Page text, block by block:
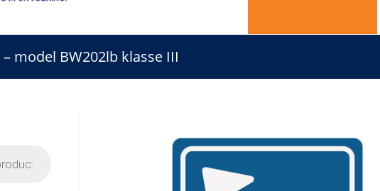
model BW202lb klasse III